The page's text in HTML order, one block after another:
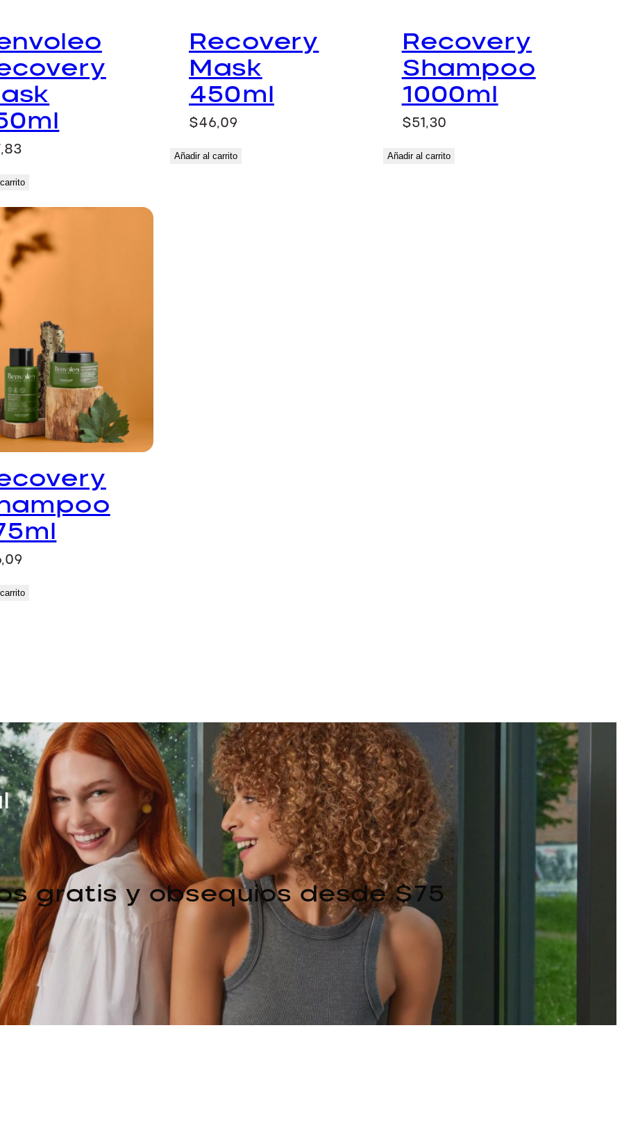
Recovery
Mask
450ml
$46,09
Añadir al carrito
Recovery
Shampoo
1000ml
$51,30
Añadir al carrito
gratis y obsequios desde $75